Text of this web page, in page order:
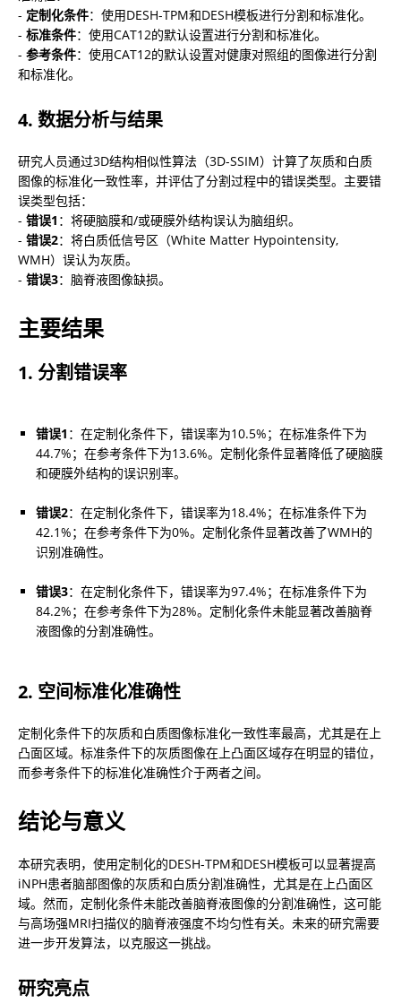
- 定制化条件：使用DESH-TPM和DESH模板进行分割和标准化。
- 标准条件：使用CAT12的默认设置进行分割和标准化。
- 参考条件：使用CAT12的默认设置对健康对照组的图像进行分割
和标准化。
4. 数据分析与结果
研究人员通过3D结构相似性算法（3D-SSIM）计算了灰质和白质
图像的标准化一致性率，并评估了分割过程中的错误类型。主要错
误类型包括：
- 错误1 ：将硬脑膜和/或硬膜外结构误认为脑组织。
- 错误2：将白质低信号区（White Matter Hypointensity,
WMH）误认为灰质。
- 错误3：脑脊液图像缺损。
主要结果
1. 分割错误率
错误1 ：在定制化条件下，错误率为10.5%；在标准条件下为
44.7%；在参考条件下为13.6%。定制化条件显著降低了硬脑膜
和硬膜外结构的误识别率。
错误2：在定制化条件下，错误率为18.4%；在标准条件下为
42.1%；在参考条件下为0%。定制化条件显著改善了WMH的
识别准确性。
错误3：在定制化条件下，错误率为97.4%；在标准条件下为
84.2%；在参考条件下为28%。定制化条件未能显著改善脑脊
液图像的分割准确性。
2. 空间标准化准确性
定制化条件下的灰质和白质图像标准化一致性率最高，尤其是在上
凸面区域。标准条件下的灰质图像在上凸面区域存在明显的错位，
而参考条件下的标准化准确性介于两者之间。
结论与意义
本研究表明，使用定制化的DESH-TPM和DESH模板可以显著提高
iNPH患者脑部图像的灰质和白质分割准确性，尤其是在上凸面区
域。然而，定制化条件未能改善脑脊液图像的分割准确性，这可能
与高场强MRI扫描仪的脑脊液强度不均匀性有关。未来的研究需要
进一步开发算法，以克服这一挑战。
研究亮点